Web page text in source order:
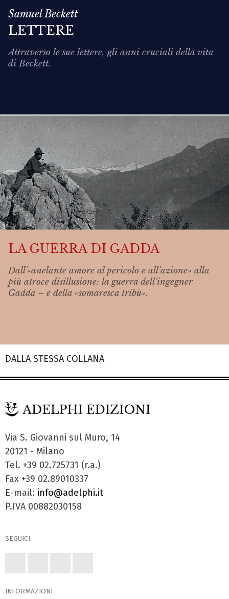
Samuel Beckett
LETTERE
Attraverso le sue lettere, gli anni cruciali della vita
di Beckett.
LA GUERRA DI GADDA
Dall’«anelante amore al pericolo e all’azione» alla
più atroce disillusione: la guerra dell’ingegner
Gadda – e della «somaresca tribù».
DALLA STESSA COLLANA
Via S. Giovanni sul Muro, 14
20121 - Milano
Tel. +39 02.725731 (r.a.)
Fax +39 02.89010337
E-mail: info@adelphi.it
P.IVA 00882030158
SEGUICI
INFORMAZIONI